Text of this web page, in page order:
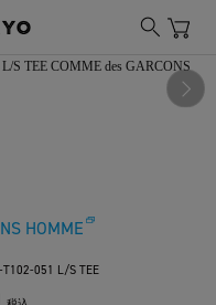
HOMME
051 L/S TEE